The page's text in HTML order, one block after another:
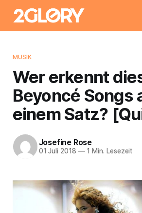
MUSIK
Wer erkennt
Beyoncé Songs
einem Satz?
Josefine Rose
01 Juli 2018 —1 Min. Lesezeit